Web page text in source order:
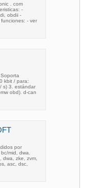
. com
-
obdii -
- ver
kbit / para:
s) 3. estándar
obd). d-can
por
mid, dwa.
zke, zvm,
asc, dsc,